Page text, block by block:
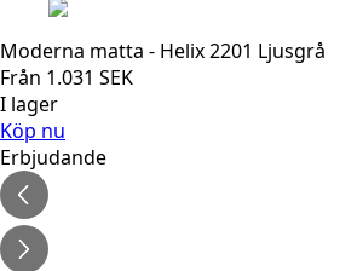
Moderna matta - Helix 2201 Ljusgrå
Från 1.031 SEK
I lager
Köp nu
Erbjudande